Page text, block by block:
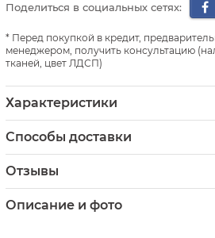
Поделиться в социальных сетях:
Перед покупкой в кредит,
менеджером, получить консультацию
тканей, цвет ЛДСП)
Характеристики
Способы доставки
Отзывы
Описание и фото